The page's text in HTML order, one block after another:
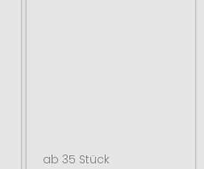
ab 35 Stück